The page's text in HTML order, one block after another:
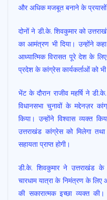
और अधिक मजबूत बनाने के प्रयासों
दोनों ने डी.के. शिवकुमार को
का आमंत्रण भी दिया। उन्होंने
आध्यात्मिक विरासत पूरे देश के
प्रदेश के कांग्रेस कार्यकर्ताओं को
भेंट के दौरान राजीव महर्षि ने
विधानसभा चुनावों के मद्देनज़र
किया। उन्होंने विश्वास व्यक्त
उत्तराखंड कांग्रेस को मिलेगा
सहायता प्राप्त होगी।
डी.के. शिवकुमार ने उत्तराखंड
चारधाम यात्रा के निमंत्रण के
की सकारात्मक इच्छा व्यक्त